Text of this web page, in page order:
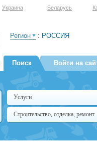
Украина Беларусь
Регион : РОССИЯ
Поиск Войти на
Услуги
Строительство, отделка, ремонт